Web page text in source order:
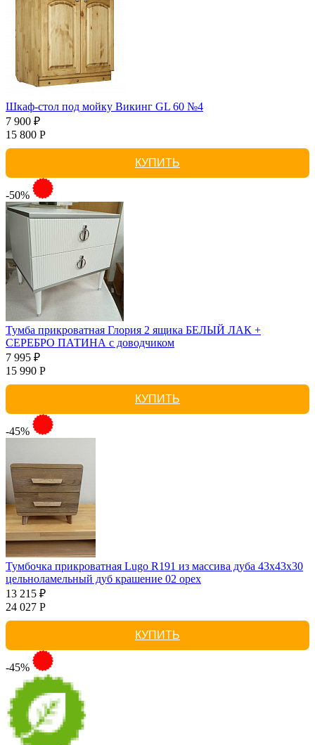
Шкаф-стол под мойку Викинг GL 60 №4
7 900 ₽
15 800 Р
КУПИТЬ
-50%
Тумба прикроватная Глория 2 ящика БЕЛЫЙ ЛАК +
СЕРЕБРО ПАТИНА с доводчиком
7 995 ₽
15 990 Р
КУПИТЬ
-45%
Тумбочка прикроватная Lugo R191 из массива дуба 43х43х30
цельноламельный дуб крашение 02 орех
13 215 ₽
24 027 Р
КУПИТЬ
-45%